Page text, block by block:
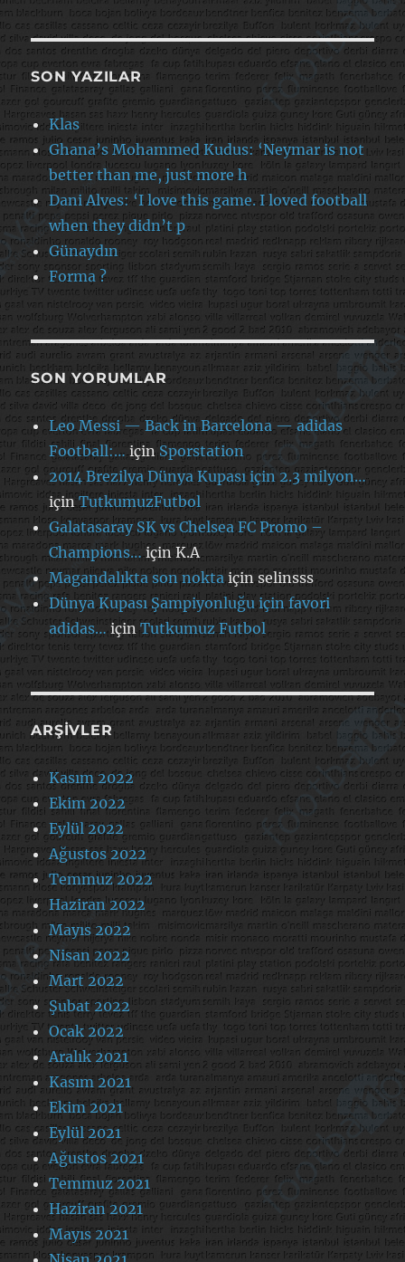
SON YAZILAR
Klas
Ghana’s Mohammed Kudus: ‘Neymar is not
better than me, just more h
Dani Alves: ‘I love this game. I loved football
when they didn’t p
Günaydın
Forma ?
SON YORUMLAR
Leo Messi — Back in Barcelona — adidas
Football:…içinSporstation
2014 Brezilya Dünya Kupası için 2.3 milyon…
içinTutkumuzFutbol
Galatasaray SK vs Chelsea FC Promo –
Champions…içinK.A
Magandalıkta son nokta içinselinsss
Dünya Kupası Şampiyonluğu için favori
adidas… içinTutkumuz Futbol
ARŞIVLER
Kasım 2022
Ekim 2022
Eylül 2022
Ağustos 2022
Temmuz 2022
Haziran 2022
Mayıs 2022
Nisan 2022
Mart 2022
Şubat 2022
Ocak 2022
Aralık 2021
Kasım 2021
Ekim 2021
Eylül 2021
Ağustos 2021
Temmuz 2021
Haziran 2021
Mayıs 2021